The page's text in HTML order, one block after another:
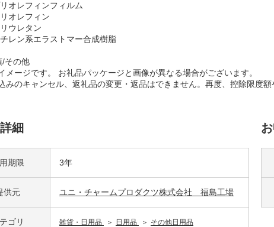
オレフィンフィルム
オレフィン
ウレタン
レン系エラストマー合成樹脂
/その他
メージです。 お礼品パッケージと画像が異なる場合がございます。
みのキャンセル、返礼品の変更・返品はできません。再度、控除限度額
細
期限 3年
供元 ユニ・チャームプロダクツ株式会社 福島工場
ゴリ 雑貨・日用品 日用品 その他日用品